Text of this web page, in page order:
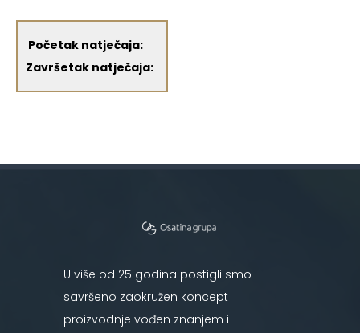
'Početak natječaja:
Završetak natječaja:
U više od 25 godina postigli smo
savršeno zaokružen koncept
proizvodnje vođen znanjem i